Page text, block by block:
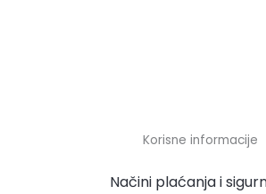
Korisne informacije
Načini plaćanja i